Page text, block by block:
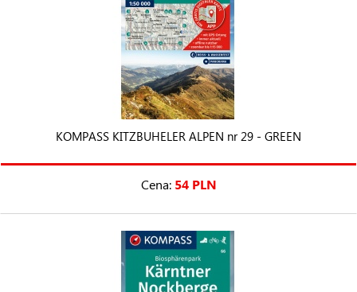
KOMPASS KITZBUHELER ALPEN nr 29 - GREEN
Cena: 54 PLN